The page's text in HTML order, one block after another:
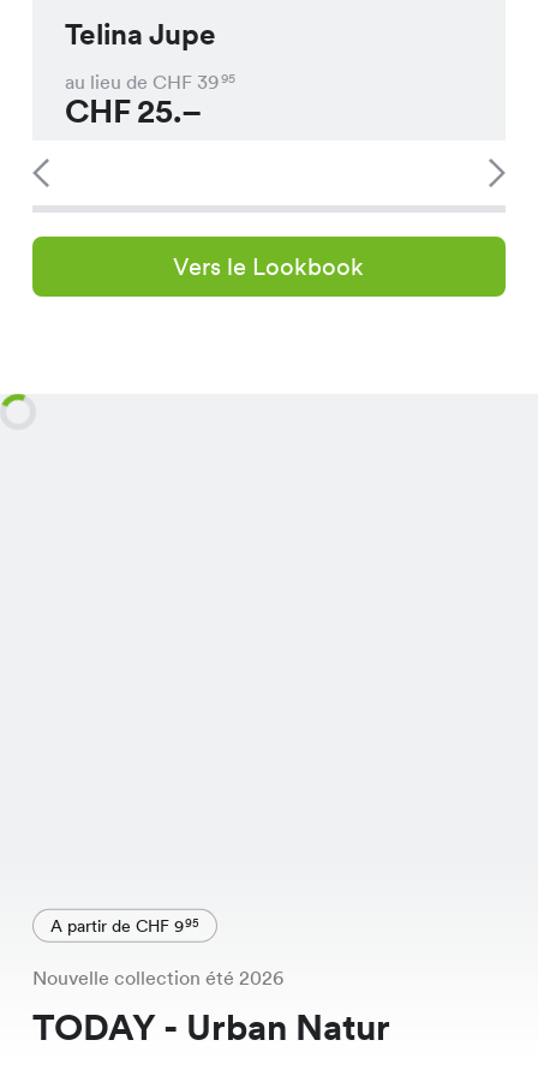
Telina Jupe
au lieu de CHF 3995
CHF25.–
Vers le Lookbook
A partir de CHF 995
Nouvelle collection été 2026
TODAY - Urban Natur